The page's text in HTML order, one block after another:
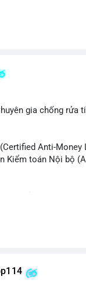
gia chống rửa
Anti-Money
Kiểm toán Nội bộ
hỏi thực hành,
để nâng cao năng